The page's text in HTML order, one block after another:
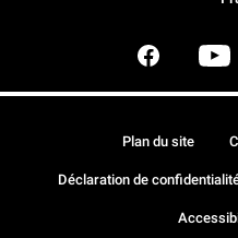
Plan du site
Déclaration de